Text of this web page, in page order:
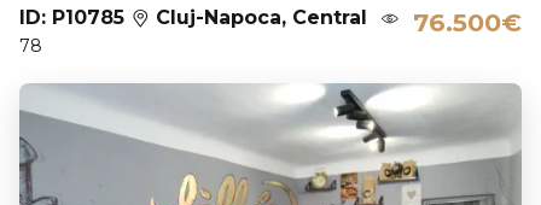
ID: P10785 Cluj-Napoca, Central
78
76.500€